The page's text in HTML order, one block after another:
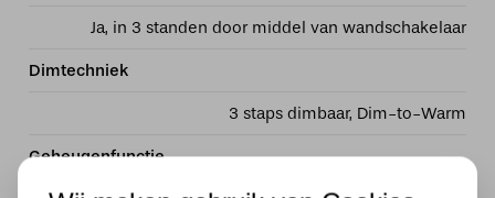
Ja, in 3 standen door middel van wandschakelaar
Dimtechniek
3 staps dimbaar, Dim-to-Warm
Geheugenfunctie